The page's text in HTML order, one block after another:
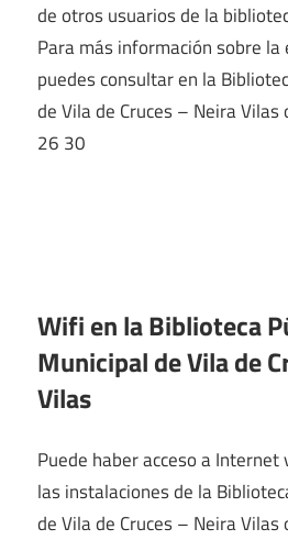
de otros usuarios de la
Para más información sobre
puedes consultar en la
de Vila de Cruces – Neira
26 30
Wifi en laBiblioteca
Municipal de Vila de
Vilas
Puede haber acceso a
las instalaciones de la
de Vila de Cruces – Neira Vilas